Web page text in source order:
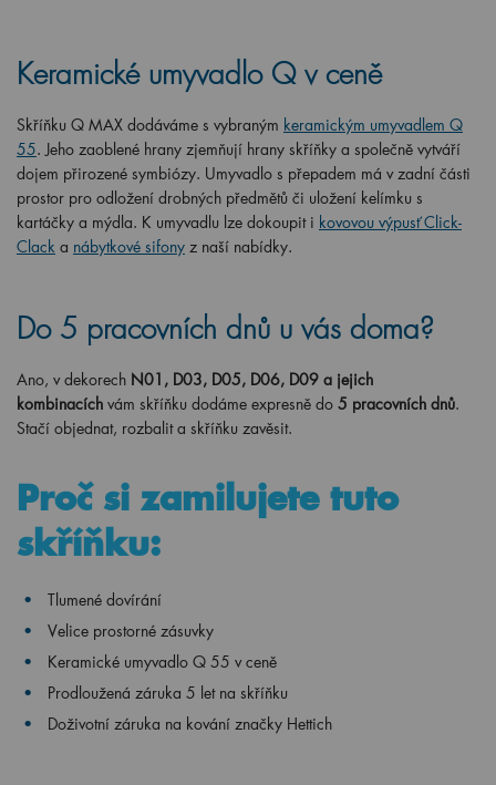
Keramické umyvadlo Q v ceně
Skříňku Q MAX dodáváme s vybraným keramickým umyvadlem Q
55. Jeho zaoblené hrany zjemňují hrany skříňky a společně vytváří
dojem přirozené symbiózy. Umyvadlo s přepadem má v zadní části
prostor pro odložení drobných předmětů či uložení kelímku s
kartáčky a mýdla. K umyvadlu lze dokoupit i kovovou výpusť Click-
Clack a nábytkové sifony z naší nabídky.
Do 5 pracovních dnů u vás doma?
Ano, v dekorech N01, D03, D05, D06, D09 a jejich
kombinacích vám skříňku dodáme expresně do 5 pracovních dnů.
Stačí objednat, rozbalit a skříňku zavěsit.
Proč si zamilujete tuto
skříňku:
Tlumené dovírání
Velice prostorné zásuvky
Keramické umyvadlo Q 55 v ceně
Prodloužená záruka 5 let na skříňku
Doživotní záruka na kování značky Hettich